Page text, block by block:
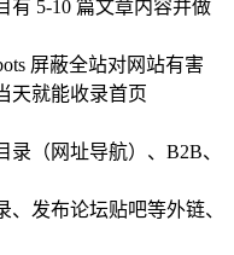
有 5-10 篇文章内容并做
屏蔽全站对网站有害
天就能收录首页
（网址导航）、B2B、
发布论坛贴吧等外链、